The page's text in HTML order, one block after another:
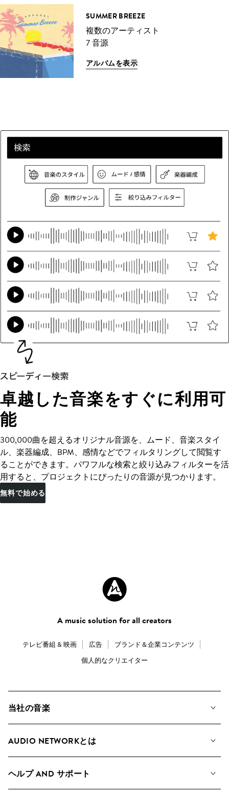
SUMMER BREEZE
複数のアーティスト
7 音源
アルバムを表示
卓越した音楽をすぐに利用可
能
300,000曲を超えるオリジナル音源を、ムード、音楽スタイ
ル、楽器編成、BPM、感情などでフィルタリングして閲覧す
ることができます。パワフルな検索と絞り込みフィルターを活
用すると、プロジェクトにぴったりの音源が見つかります。
無料で始める
A music solution for all creators
テレビ番組 & 映画 広告
ブランド＆企業コンテンツ
個人的なクリエイター
当社の音楽
検索
アルバム
AUDIO NETWORKとは
ヘルプ AND サポート